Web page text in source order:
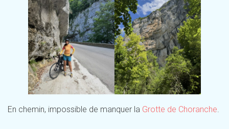
En chemin, impossible de manquer la Grotte de Choranche.